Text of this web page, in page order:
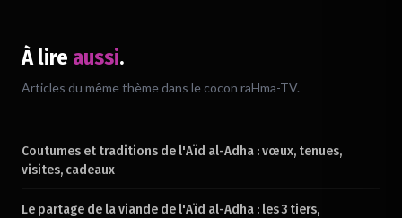
Chargement du verset…
À lire aussi.
Articles du même thème dans le cocon raHma-TV.
Coutumes et traditions de l'Aïd al-Adha : vœux, tenues,
visites, cadeaux
Le partage de la viande de l'Aïd al-Adha : les 3 tiers,